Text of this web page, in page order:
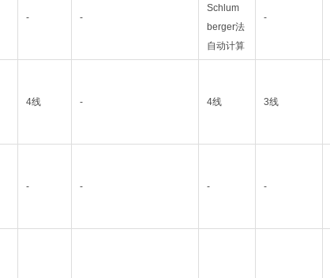
- -
Schlum
berger法
自动计算
-
4线 - 4线 3线
- - - -